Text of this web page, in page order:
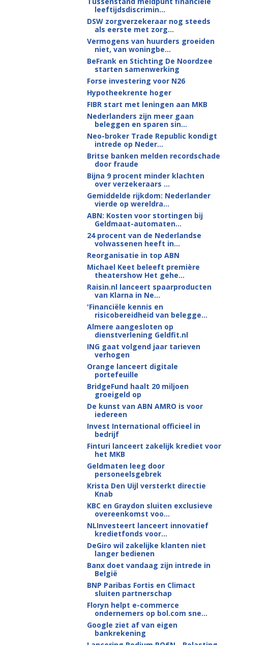
leeftijdsdiscrimin...
DSW zorgverzekeraar nog steeds
als eerste met zorg...
Vermogens van huurders groeiden
niet, van woningbe...
BeFrank en Stichting De Noordzee
starten samenwerking
Forse investering voor N26
Hypotheekrente hoger
FIBR start met leningen aan MKB
Nederlanders zijn meer gaan
beleggen en sparen sin...
Neo-broker Trade Republic kondigt
intrede op Neder...
Britse banken melden recordschade
door fraude
Bijna 9 procent minder klachten
over verzekeraars ...
Gemiddelde rijkdom: Nederlander
vierde op wereldra...
ABN: Kosten voor stortingen bij
Geldmaat-automaten...
24 procent van de Nederlandse
volwassenen heeft in...
Reorganisatie in top ABN
Michael Keet beleeft première
theatershow Het gehe...
Raisin.nl lanceert spaarproducten
van Klarna in Ne...
'Financiële kennis en
risicobereidheid van belegge...
Almere aangesloten op
dienstverlening Geldfit.nl
ING gaat volgend jaar tarieven
verhogen
Orange lanceert digitale
portefeuille
BridgeFund haalt 20 miljoen
groeigeld op
De kunst van ABN AMRO is voor
iedereen
Invest International officieel in
bedrijf
Finturi lanceert zakelijk krediet voor
het MKB
Geldmaten leeg door
personeelsgebrek
Krista Den Uijl versterkt directie
Knab
KBC en Graydon sluiten exclusieve
overeenkomst voo...
NLInvesteert lanceert innovatief
kredietfonds voor...
DeGiro wil zakelijke klanten niet
langer bedienen
Banx doet vandaag zijn intrede in
België
BNP Paribas Fortis en Climact
sluiten partnerschap
Floryn helpt e-commerce
ondernemers op bol.com sne...
Google ziet af van eigen
bankrekening